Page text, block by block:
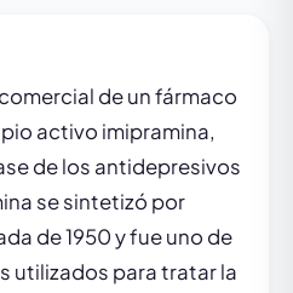
de un fármaco
activo imipramina,
de los antidepresivos
se sintetizó por
de 1950 y fue uno de
utilizados para tratar la